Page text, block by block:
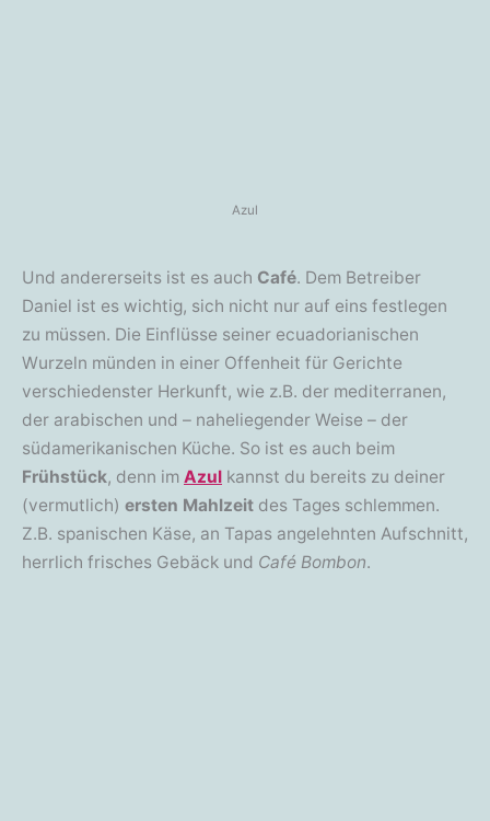
Azul
Und andererseits ist es auch Café. Dem Betreiber
Daniel ist es wichtig, sich nicht nur auf eins festlegen
zu müssen. Die Einflüsse seiner ecuadorianischen
Wurzeln münden in einer Offenheit für Gerichte
verschiedenster Herkunft, wie z.B. der mediterranen,
der arabischen und – naheliegender Weise – der
südamerikanischen Küche. So ist es auch beim
Frühstück, denn im Azul kannst du bereits zu deiner
(vermutlich) ersten Mahlzeit des Tages schlemmen.
Z.B. spanischen Käse, an Tapas angelehnten Aufschnitt,
herrlich frisches Gebäck und Café Bombon.